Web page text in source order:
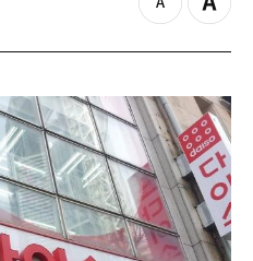
z
o
o
u
t
Z
o
i
n